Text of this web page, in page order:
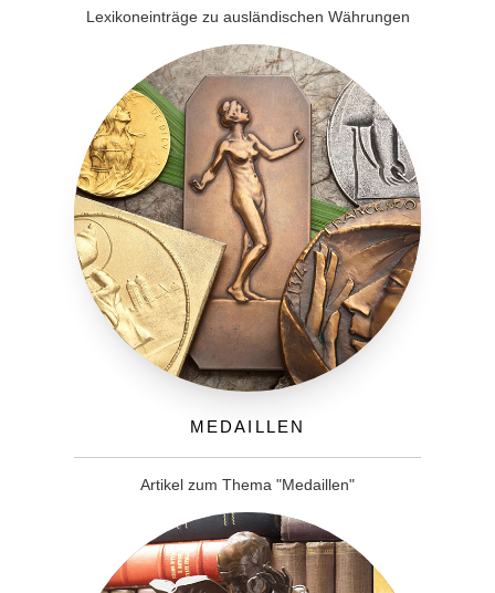
Lexikoneinträge zu ausländischen Währungen
Medaillen
Artikel zum Thema "Medaillen"